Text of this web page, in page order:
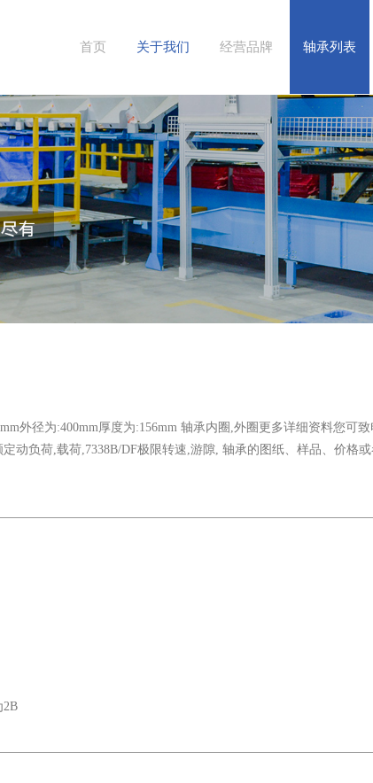
首页 关于我们 经营品牌 轴承列表
外径为:400mm厚度为:156mm 轴承内圈,外圈更多详细资料您可
动负荷,载荷,7338B/DF极限转速,游隙, 轴承的图纸、样品、价格
2B